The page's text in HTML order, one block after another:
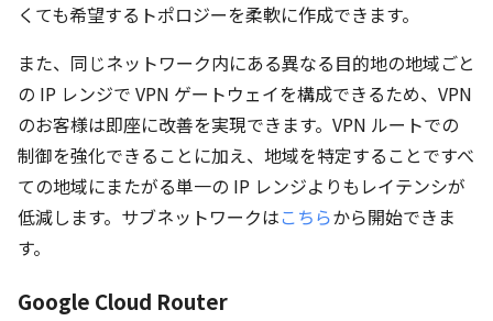
くても希望するトポロジーを柔軟に作成できます。
また、同じネットワーク内にある異なる目的地の地域ごと
の IP レンジで VPN ゲートウェイを構成できるため、VPN
のお客様は即座に改善を実現できます。VPN ルートでの
制御を強化できることに加え、地域を特定することですべ
ての地域にまたがる単一の IP レンジよりもレイテンシが
低減します。サブネットワークはこちらから開始できま
す。
Google Cloud Router